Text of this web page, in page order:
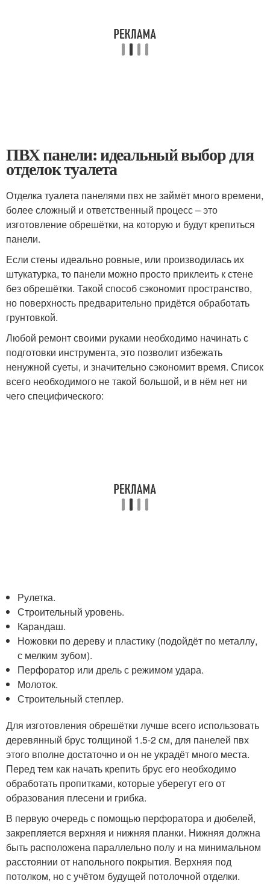
ПВХ панели: идеальный выбор для
отделок туалета
Отделка туалета панелями пвх не займёт много времени,
более сложный и ответственный процесс – это
изготовление обрешётки, на которую и будут крепиться
панели.
Если стены идеально ровные, или производилась их
штукатурка, то панели можно просто приклеить к стене
без обрешётки. Такой способ сэкономит пространство,
но поверхность предварительно придётся обработать
грунтовкой.
Любой ремонт своими руками необходимо начинать с
подготовки инструмента, это позволит избежать
ненужной суеты, и значительно сэкономит время. Список
всего необходимого не такой большой, и в нём нет ни
чего специфического:
Рулетка.
Строительный уровень.
Карандаш.
Ножовки по дереву и пластику (подойдёт по металлу,
с мелким зубом).
Перфоратор или дрель с режимом удара.
Молоток.
Строительный степлер.
Для изготовления обрешётки лучше всего использовать
деревянный брус толщиной 1.5-2 см, для панелей пвх
этого вполне достаточно и он не украдёт много места.
Перед тем как начать крепить брус его необходимо
обработать пропитками, которые уберегут его от
образования плесени и грибка.
В первую очередь с помощью перфоратора и дюбелей,
закрепляется верхняя и нижняя планки. Нижняя должна
быть расположена параллельно полу и на минимальном
расстоянии от напольного покрытия. Верхняя под
потолком, но с учётом будущей потолочной отделки.